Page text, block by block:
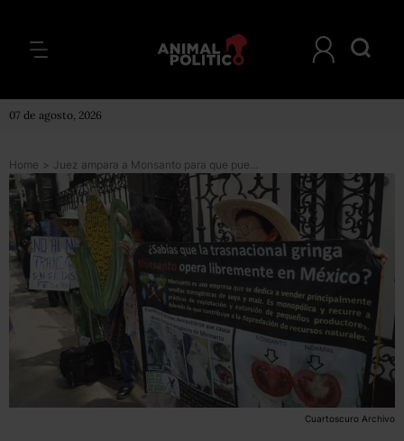
07 de agosto, 2026
Home > Juez ampara a Monsanto para que pueda usar el herbicida glifosato; Semarnat impugnará
Cuartoscuro Archivo